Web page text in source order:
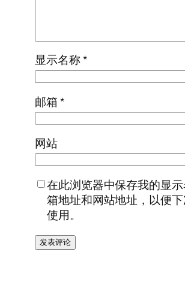
显示名称*
邮箱*
网站
在此浏览器中保存我的显
箱地址和网站地址，以便
使用。